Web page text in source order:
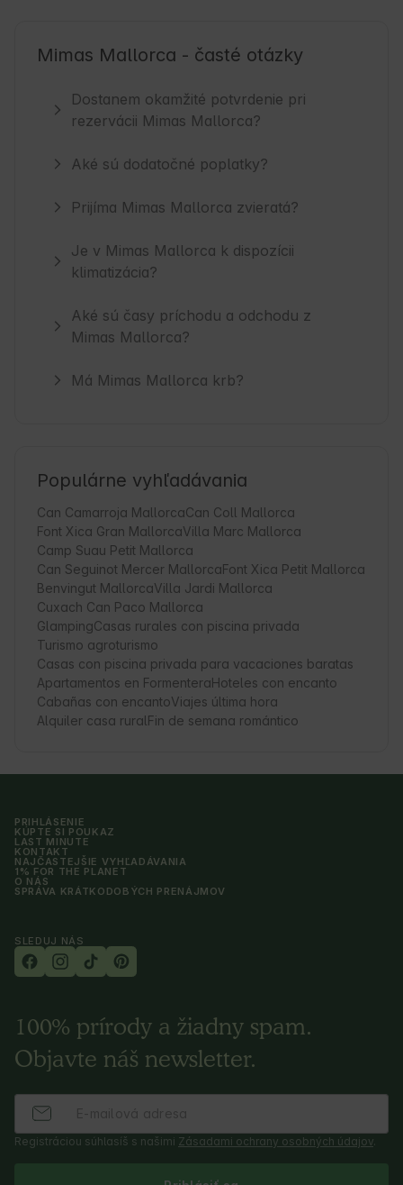
Mimas Mallorca - časté otázky
Dostanem okamžité potvrdenie pri
rezervácii Mimas Mallorca?
Aké sú dodatočné poplatky?
Prijíma Mimas Mallorca zvieratá?
Je v Mimas Mallorca k dispozícii
klimatizácia?
Aké sú časy príchodu a odchodu z
Mimas Mallorca?
Má Mimas Mallorca krb?
Populárne vyhľadávania
Can Camarroja MallorcaCan Coll Mallorca
Font Xica Gran MallorcaVilla Marc Mallorca
Camp Suau Petit Mallorca
Can Seguinot Mercer MallorcaFont Xica Petit Mallorca
Benvingut MallorcaVilla Jardi Mallorca
Cuxach Can Paco Mallorca
GlampingCasas rurales con piscina privada
Turismo agroturismo
Casas con piscina privada para vacaciones baratas
Apartamentos en FormenteraHoteles con encanto
Cabañas con encantoViajes última hora
Alquiler casa ruralFin de semana romántico
PRIHLÁSENIE
KÚPTE SI POUKAZ
LAST MINUTE
KONTAKT
NAJČASTEJŠIE VYHĽADÁVANIA
1% FOR THE PLANET
O NÁS
SPRÁVA KRÁTKODOBÝCH PRENÁJMOV
SLEDUJ NÁS
100% prírody a žiadny spam.
Objavte náš newsletter.
Registráciou súhlasíš s našimi Zásadami ochrany osobných údajov